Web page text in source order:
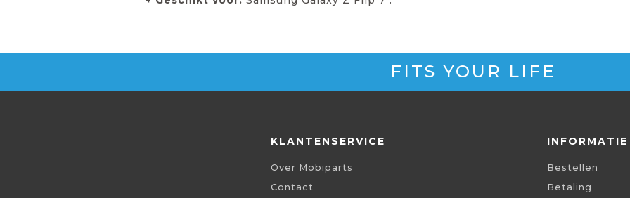
FITS YOUR LIFE
KLANTENSERVICE
Over Mobiparts
Contact
INFORMATIE
Bestellen
Betaling